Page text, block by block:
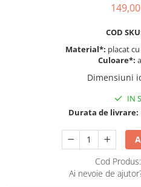
COD
Material*: placat
Culoare*:
Dimensiuni
IN
Durata de livrare:
Cod Produs:
Ai nevoie de